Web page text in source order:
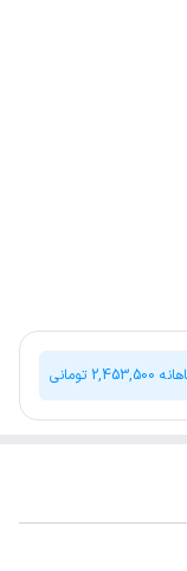
2,453,500 تومانی